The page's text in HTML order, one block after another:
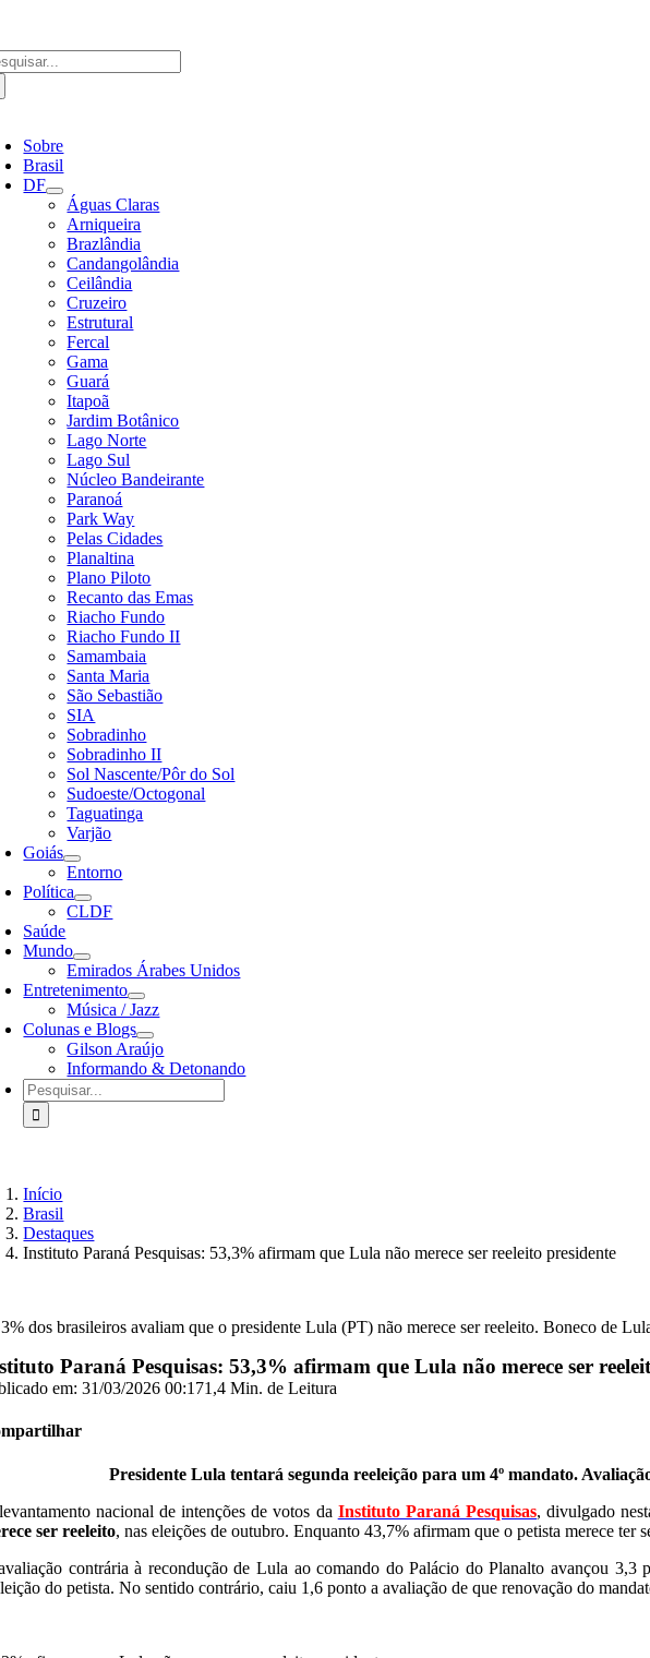
o
conteúdo
Sobre
Brasil
DF
Águas Claras
Arniqueira
Brazlândia
Candangolândia
Ceilândia
Cruzeiro
Estrutural
Fercal
Gama
Guará
Itapoã
Jardim Botânico
Lago Norte
Lago Sul
Núcleo Bandeirante
Paranoá
Park Way
Pelas Cidades
Planaltina
Plano Piloto
Recanto das Emas
Riacho Fundo
Riacho Fundo II
Samambaia
Santa Maria
São Sebastião
SIA
Sobradinho
Sobradinho II
Sol Nascente/Pôr do Sol
Sudoeste/Octogonal
Taguatinga
Varjão
Goiás
Entorno
Política
CLDF
Saúde
Mundo
Emirados Árabes Unidos
Entretenimento
Música / Jazz
Colunas e Blogs
Gilson Araújo
Informando & Detonando
Buscar
resultados
para:
Início
Brasil
Destaques
Instituto Paraná Pesquisas: 53,3% afirmam que Lula não merece ser reeleito presidente
dos brasileiros avaliam que o presidente Lula (PT) não merece ser reeleito. Boneco de
Paraná Pesquisas: 53,3% afirmam que Lula não merece ser
em: 31/03/2026 00:171,4 Min. de Leitura
Presidente Lula tentará segunda reeleição para um 4º mandato.
nacional de intenções de votos da Instituto Paraná Pesquisas, divulgado
ser reeleito, nas eleições de outubro. Enquanto 43,7% afirmam que o petista merece ter
contrária à recondução de Lula ao comando do Palácio do Planalto avançou
do petista. No sentido contrário, caiu 1,6 ponto a avaliação de que renovação do